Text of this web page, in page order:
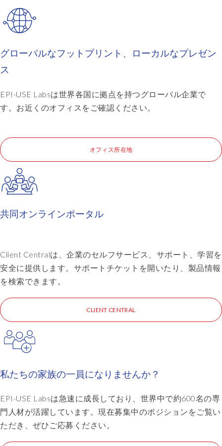
グローバルなフットプリント、ローカルなプレゼン
ス
EPI-USE Labsは世界各国に拠点を持つグローバル企業で
す。お近くのオフィスをご確認ください。
オフィス所在地
共同オンラインポータル
Client Centralは、企業のセルフサービス、サポート、学習を
安全に提供します。サポートチケットを開いたり、製品情報
を検索できます。
CLIENT CENTRAL
私たちの家族の一員になりませんか？
EPI-USE Labsは急速に成長しており、世界中で約600名の専
門人材が活躍しています。現在募集中のポジションをご覧い
ただき、ぜひご応募ください。